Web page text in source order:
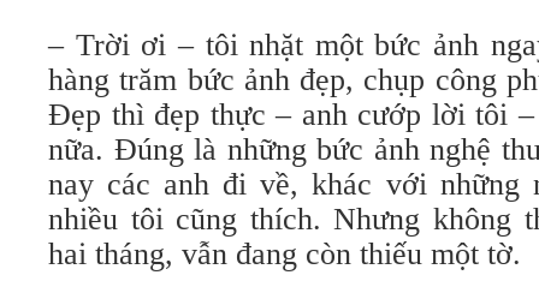
– Trời ơi – tôi nhặt một bức ảnh
hàng trăm bức ảnh đẹp, chụp công
Đẹp thì đẹp thực – anh cướp lời tôi
nữa. Đúng là những bức ảnh nghệ
nay các anh đi về, khác với những
nhiều tôi cũng thích. Nhưng không
hai tháng, vẫn đang còn thiếu một tờ.